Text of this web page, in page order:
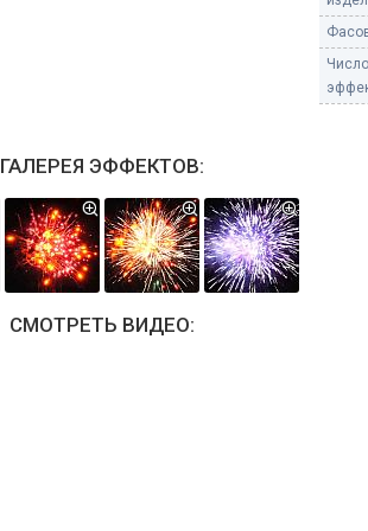
Число
ГАЛЕРЕЯ ЭФФЕКТОВ:
СМОТРЕТЬ ВИДЕО: